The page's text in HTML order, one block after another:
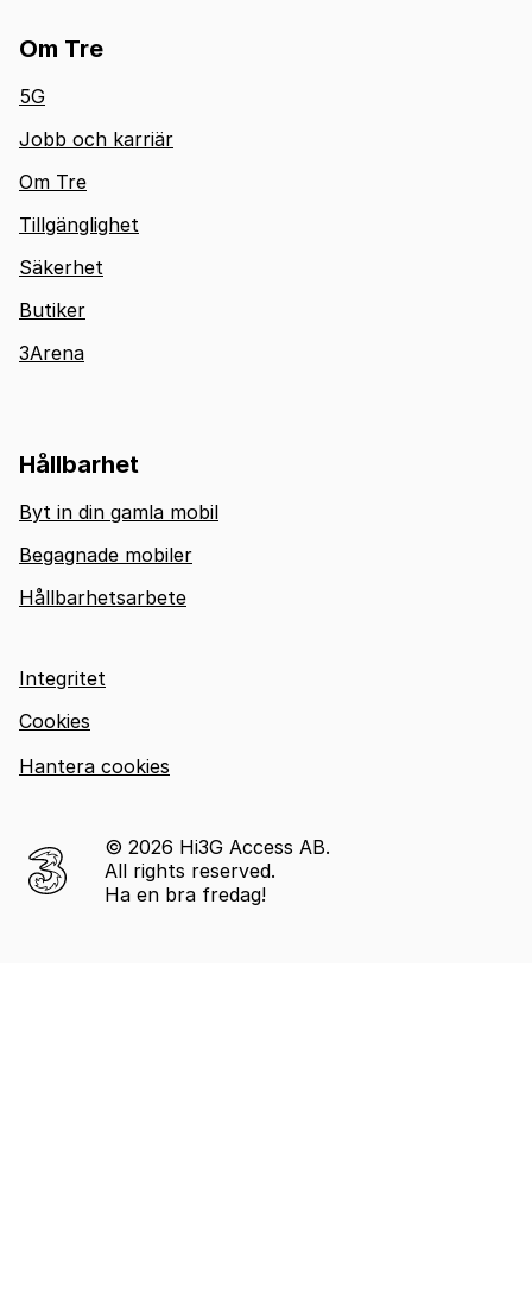
Om Tre
5G
Jobb och karriär
Om Tre
Tillgänglighet
Säkerhet
Butiker
3Arena
Hållbarhet
Byt in din gamla mobil
Begagnade mobiler
Hållbarhetsarbete
© 2026 Hi3G Access AB.
All rights reserved.
Ha en bra fredag!
Integritet
Cookies
Hantera cookies